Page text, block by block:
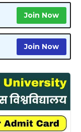
Join Now
Join Now